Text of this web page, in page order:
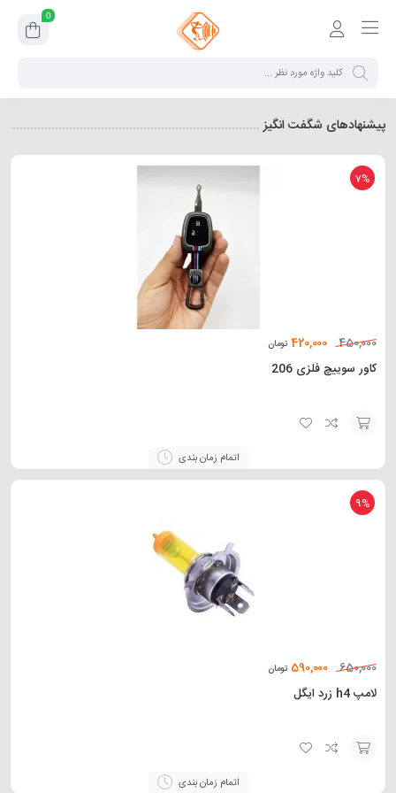
0
پیشنهادهای شگفت انگیز
7%
450,000
420,000 تومان
کاور سوییچ فلزی 206
به
سبد
اتمام زمان بندی
9%
650,000
590,000 تومان
لامپ h4 زرد ایگل
اتمام زمان بندی